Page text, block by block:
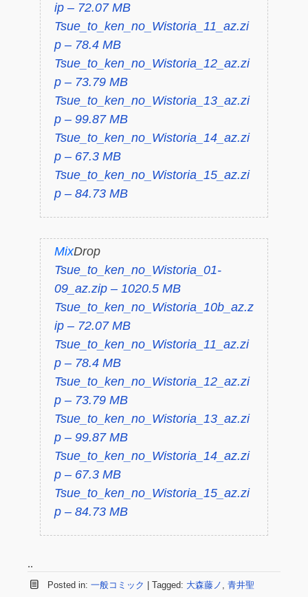
ip – 72.07 MB
Tsue_to_ken_no_Wistoria_11_az.zi
p – 78.4 MB
Tsue_to_ken_no_Wistoria_12_az.zi
p – 73.79 MB
Tsue_to_ken_no_Wistoria_13_az.zi
p – 99.87 MB
Tsue_to_ken_no_Wistoria_14_az.zi
p – 67.3 MB
Tsue_to_ken_no_Wistoria_15_az.zi
p – 84.73 MB
MixDrop
Tsue_to_ken_no_Wistoria_01-
09_az.zip – 1020.5 MB
Tsue_to_ken_no_Wistoria_10b_az.z
ip – 72.07 MB
Tsue_to_ken_no_Wistoria_11_az.zi
p – 78.4 MB
Tsue_to_ken_no_Wistoria_12_az.zi
p – 73.79 MB
Tsue_to_ken_no_Wistoria_13_az.zi
p – 99.87 MB
Tsue_to_ken_no_Wistoria_14_az.zi
p – 67.3 MB
Tsue_to_ken_no_Wistoria_15_az.zi
p – 84.73 MB
..
Posted in: 一般コミック Tagged: 大森藤ノ , 青井聖